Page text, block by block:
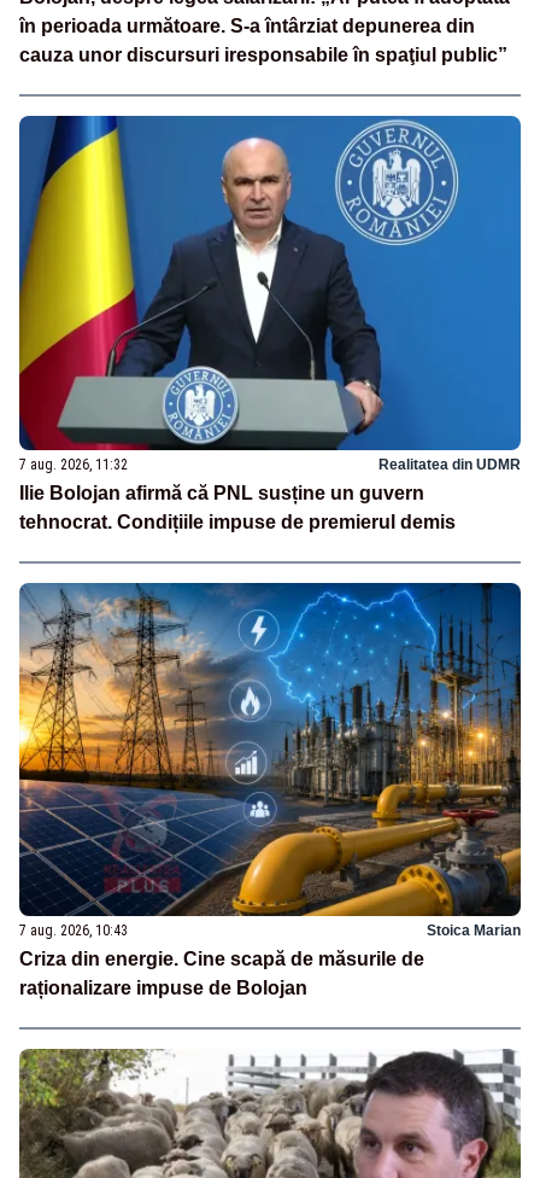
în perioada următoare. S-a întârziat depunerea din
cauza unor discursuri iresponsabile în spaţiul public”
7 aug. 2026, 11:32 Realitatea din UDMR
Ilie Bolojan afirmă că PNL susține un guvern
tehnocrat. Condițiile impuse de premierul demis
7 aug. 2026, 10:43 Stoica Marian
Criza din energie. Cine scapă de măsurile de
raționalizare impuse de Bolojan